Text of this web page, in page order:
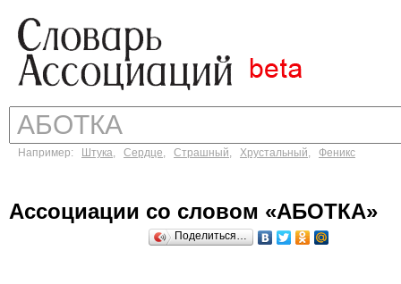
Например: Штука, Сердце, Страшный, Хрустальный, Феникс
Ассоциации со словом «АБОТКА»
Поделиться…